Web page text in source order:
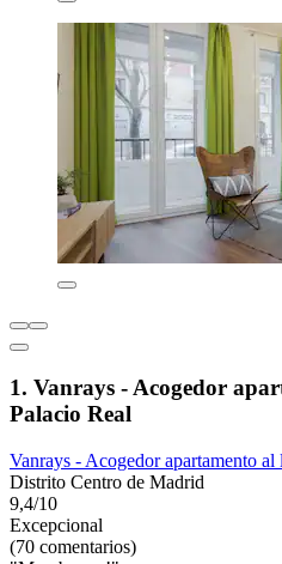
1. Vanrays - Acogedor
Palacio Real
Vanrays - Acogedor apartamento al
Distrito Centro de Madrid
9,4/10
Excepcional
(70 comentarios)